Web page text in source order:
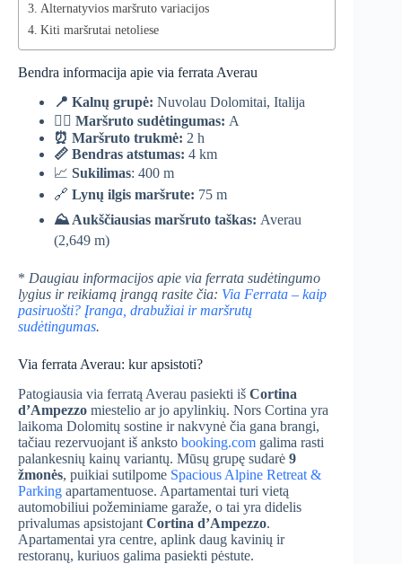
Alternatyvios maršruto variacijos
Kiti maršrutai netoliese
Bendra informacija apie via ferrata Averau
📍 Kalnų grupė: Nuvolau Dolomitai, Italija
🧗‍♀️ Maršruto sudėtingumas: A
⏰ Maršruto trukmė: 2 h
📏 Bendras atstumas: 4 km
📈 Sukilimas: 400 m
🔗 Lynų ilgis maršrute: 75 m
⛰️ Aukščiausias maršruto taškas: Averau
(2,649 m)
* Daugiau informacijos apie via ferrata sudėtingumo
lygius ir reikiamą įrangą rasite čia: Via Ferrata – kaip
pasiruošti? Įranga, drabužiai ir maršrutų
sudėtingumas.
Via ferrata Averau: kur apsistoti?
Patogiausia via ferratą Averau pasiekti iš Cortina
d’Ampezzo miestelio ar jo apylinkių. Nors Cortina yra
laikoma Dolomitų sostine ir nakvynė čia gana brangi,
tačiau rezervuojant iš anksto booking.com galima rasti
palankesnių kainų variantų. Mūsų grupę sudarė 9
žmonės, puikiai sutilpome Spacious Alpine Retreat &
Parking apartamentuose. Apartamentai turi vietą
automobiliui požeminiame garaže, o tai yra didelis
privalumas apsistojant Cortina d’Ampezzo.
Apartamentai yra centre, aplink daug kavinių ir
restoranų, kuriuos galima pasiekti pėstute.